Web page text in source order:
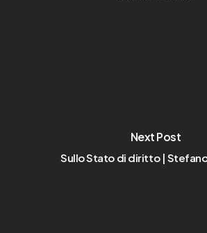
Next Post
Sullo Stato di diritto |